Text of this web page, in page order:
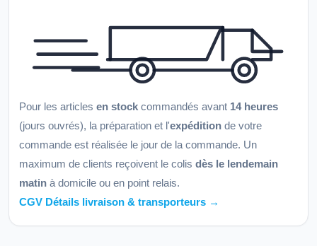
Pour les articles en stock commandés avant 14 heures
(jours ouvrés), la préparation et l'expédition de votre
commande est réalisée le jour de la commande. Un
maximum de clients reçoivent le colis dès le lendemain
matin à domicile ou en point relais.
CGV Détails livraison & transporteurs →